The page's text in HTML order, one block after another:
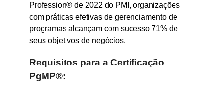
Profession® de 2022 do PMI, organizações
com práticas efetivas de gerenciamento de
programas alcançam com sucesso 71% de
seus objetivos de negócios.
Requisitos para a Certificação
PgMP®: